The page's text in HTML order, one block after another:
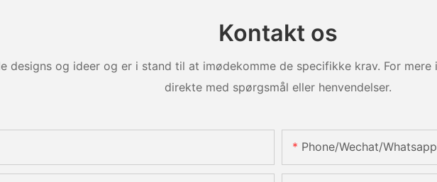
Kontakt os
designs og ideer og er i stand til at imødekomme de specifikke krav. For
direkte med spørgsmål eller henvendelser.
Phone/Wechat/Whatsapp